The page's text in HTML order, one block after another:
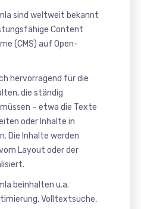
sind weltweit bekannt
Content
(CMS) auf Open-
hervorragend für die
die ständig
– etwa die Texte
oder Inhalte in
Die Inhalte werden
Layout oder der
beinhalten u.a.
Volltextsuche,